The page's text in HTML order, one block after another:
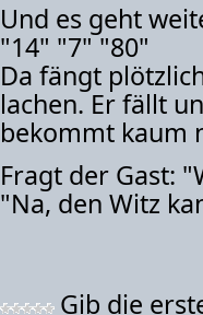
Und es geht
"14" "7" "80"
Da fängt
lachen. Er fällt
bekommt kaum
Fragt der Gast:
"Na, den Witz
Gib die